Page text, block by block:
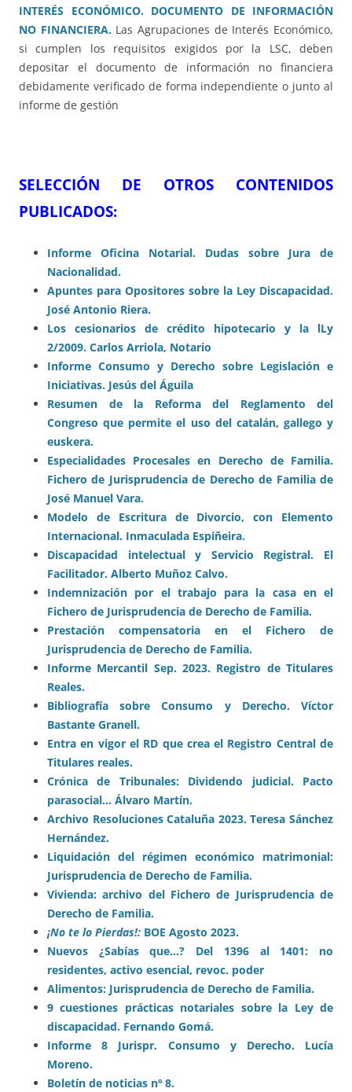
INTERÉS ECONÓMICO. DOCUMENTO DE INFORMACIÓN
NO FINANCIERA.Las Agrupaciones de Interés Económico,
si cumplen los requisitos exigidos por la LSC, deben
depositar el documento de información no financiera
debidamente verificado de forma independiente o junto al
informe de gestión
SELECCIÓN DE OTROS CONTENIDOS
PUBLICADOS:
Informe Oficina Notarial. Dudas sobre Jura de
Nacionalidad.
Apuntes para Opositores sobre la Ley Discapacidad.
José Antonio Riera.
Los cesionarios de crédito hipotecario y la lLy
2/2009. Carlos Arriola, Notario
Informe Consumo y Derecho sobre Legislación e
Iniciativas. Jesús del Águila
Resumen de la Reforma del Reglamento del
Congreso que permite el uso del catalán, gallego y
euskera.
Especialidades Procesales en Derecho de Familia.
Fichero de Jurisprudencia de Derecho de Familia de
José Manuel Vara.
Modelo de Escritura de Divorcio, con Elemento
Internacional. Inmaculada Espiñeira.
Discapacidad intelectual y Servicio Registral. El
Facilitador. Alberto Muñoz Calvo.
Indemnización por el trabajo para la casa en el
Fichero de Jurisprudencia de Derecho de Familia.
Prestación compensatoria en el Fichero de
Jurisprudencia de Derecho de Familia.
Informe Mercantil Sep. 2023. Registro de Titulares
Reales.
Bibliografía sobre Consumo y Derecho. Víctor
Bastante Granell.
Entra en vigor el RD que crea el Registro Central de
Titulares reales.
Crónica de Tribunales: Dividendo judicial. Pacto
parasocial… Álvaro Martín.
Archivo Resoluciones Cataluña 2023. Teresa Sánchez
Hernández.
Liquidación del régimen económico matrimonial:
Jurisprudencia de Derecho de Familia.
Vivienda: archivo del Fichero de Jurisprudencia de
Derecho de Familia.
¡No te lo Pierdas!: BOE Agosto 2023.
Nuevos ¿Sabías que…? Del 1396 al 1401: no
residentes, activo esencial, revoc. poder
Alimentos: Jurisprudencia de Derecho de Familia.
9 cuestiones prácticas notariales sobre la Ley de
discapacidad. Fernando Gomá.
Informe 8 Jurispr. Consumo y Derecho. Lucía
Moreno.
Boletín de noticias nº 8.